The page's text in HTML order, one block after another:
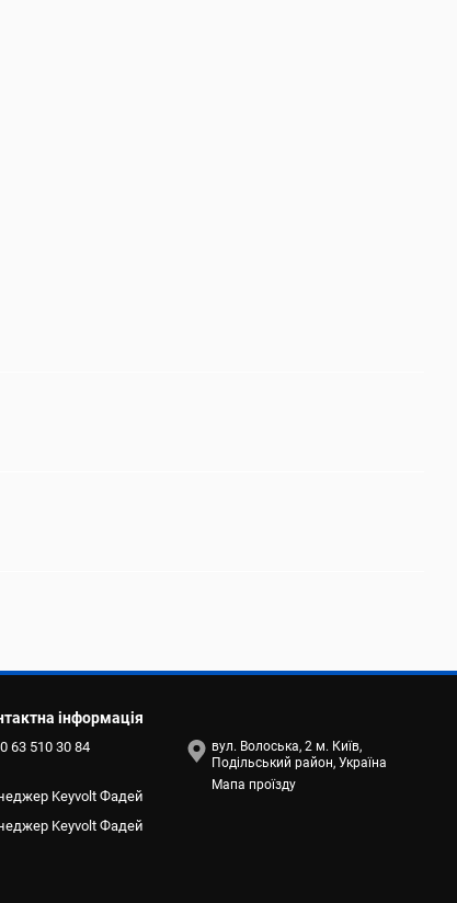
інформація
63 510 30 84
Keyvolt Фадей
Keyvolt Фадей
вул. Волоська, 2 м. Київ,
Подільський район, Україна
Мапа проїзду